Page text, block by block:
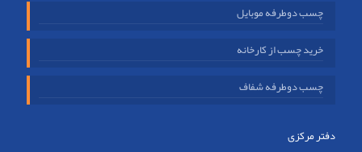
چسب دوطرفه موبایل
خرید چسب از کارخانه
چسب دوطرفه شفاف
دفتر مرکزی